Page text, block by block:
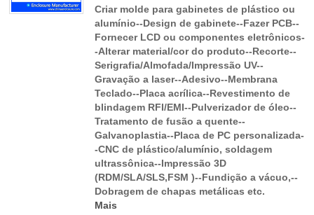
Criar molde para gabinetes de plástico ou
alumínio--Design de gabinete--Fazer PCB--
Fornecer LCD ou componentes eletrônicos-
-Alterar material/cor do produto--Recorte--
Serigrafia/Almofada/Impressão UV--
Gravação a laser--Adesivo--Membrana
Teclado--Placa acrílica--Revestimento de
blindagem RFI/EMI--Pulverizador de óleo--
Tratamento de fusão a quente--
Galvanoplastia--Placa de PC personalizada-
-CNC de plástico/alumínio, soldagem
ultrassônica--Impressão 3D
(RDM/SLA/SLS,FSM )--Fundição a vácuo,--
Dobragem de chapas metálicas etc.
Mais